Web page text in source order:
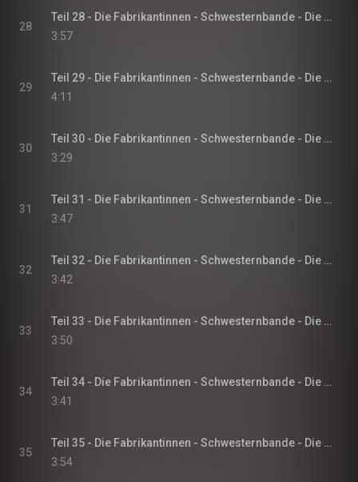
28
Teil 28 - Die Fabrikantinnen - Schwesternbande - Die Fabrikantinnen-Saga, Band 1
3:57
29
Teil 29 - Die Fabrikantinnen - Schwesternbande - Die Fabrikantinnen-Saga, Band 1
4:11
30
Teil 30 - Die Fabrikantinnen - Schwesternbande - Die Fabrikantinnen-Saga, Band 1
3:29
31
Teil 31 - Die Fabrikantinnen - Schwesternbande - Die Fabrikantinnen-Saga, Band 1
3:47
32
Teil 32 - Die Fabrikantinnen - Schwesternbande - Die Fabrikantinnen-Saga, Band 1
3:42
33
Teil 33 - Die Fabrikantinnen - Schwesternbande - Die Fabrikantinnen-Saga, Band 1
3:50
34
Teil 34 - Die Fabrikantinnen - Schwesternbande - Die Fabrikantinnen-Saga, Band 1
3:41
35
Teil 35 - Die Fabrikantinnen - Schwesternbande - Die Fabrikantinnen-Saga, Band 1
3:54